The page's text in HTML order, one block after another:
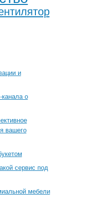
и
о
вашего
сервис под
мебели